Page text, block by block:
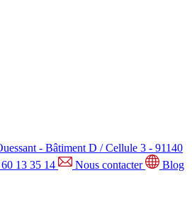
- Bâtiment D / Cellule 3 - 91140
13 35 14 Nous contacter Blog